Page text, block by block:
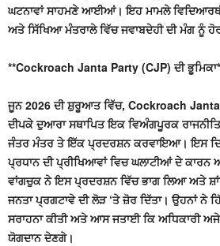
ਘਟਨਾਵਾਂ ਸਾਹਮਣੇ ਆਈਆਂ। ਇਹ ਮਾਮਲੇ
ਅਤੇ ਸਿੱਖਿਆ ਮੰਤਰਾਲੇ ਵਿੱਚ ਜਵਾਬਦੇਹੀ ਦੀ ਮੰਗ ਨੂੰ
**Cockroach Janta Party (CJP) ਦੀ
ਜੂਨ 2026 ਦੀ ਸ਼ੁਰੂਆਤ ਵਿੱਚ, Cockroach
ਦੀਪਕੇ ਦੁਆਰਾ ਸਥਾਪਿਤ ਇਕ ਵਿਅੰਗਪੂਰਕ
ਜੰਤਰ ਮੰਤਰ ਤੇ ਇੱਕ ਪ੍ਰਦਰਸ਼ਨ ਕਰਵਾਇਆ। ਇਸ
ਪ੍ਰਧਾਨ ਦੀ ਪ੍ਰੀਖਿਆਵਾਂ ਵਿਚ ਘਲਾਟੀਆਂ ਦੇ ਕਾਰਨ
ਵਾਂਗਚੁਕ ਨੇ ਇਸ ਪ੍ਰਦਰਸ਼ਨ ਵਿੱਚ ਭਾਗ ਲਿਆ ਅਤੇ
ਜਨਤਾ ਪ੍ਰਗਟਾਵੇ ਦੀ ਲੋੜ ‘ਤੇ ਜ਼ੋਰ ਦਿੱਤਾ। ਉਹਨਾਂ ਨੇ
ਸਰਾਹਨਾ ਕੀਤੀ ਅਤੇ ਆਸ ਜਤਾਈ ਕਿ ਅਧਿਕਾਰੀ
ਯੋਗਦਾਨ ਦੇਣਗੇ।